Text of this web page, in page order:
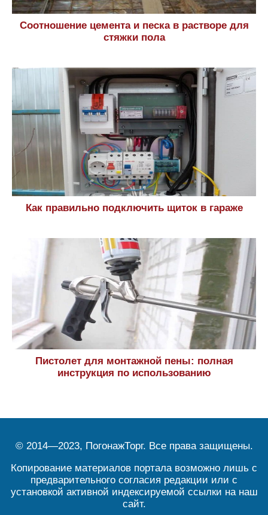
Соотношение цемента и песка в растворе для
стяжки пола
Как правильно подключить щиток в гараже
Пистолет для монтажной пены: полная
инструкция по использованию
© 2014—2023, ПогонажТорг. Все права защищены.
Копирование материалов портала возможно лишь с
предварительного согласия редакции или с
установкой активной индексируемой ссылки на наш
сайт.